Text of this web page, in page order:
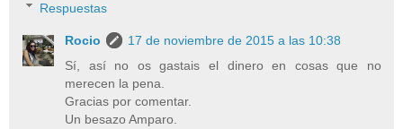
Respuestas
Rocio
17 de noviembre de 2015 a las 10:38
Sí, así no os gastais el dinero en cosas que no
merecen la pena.
Gracias por comentar.
Un besazo Amparo.